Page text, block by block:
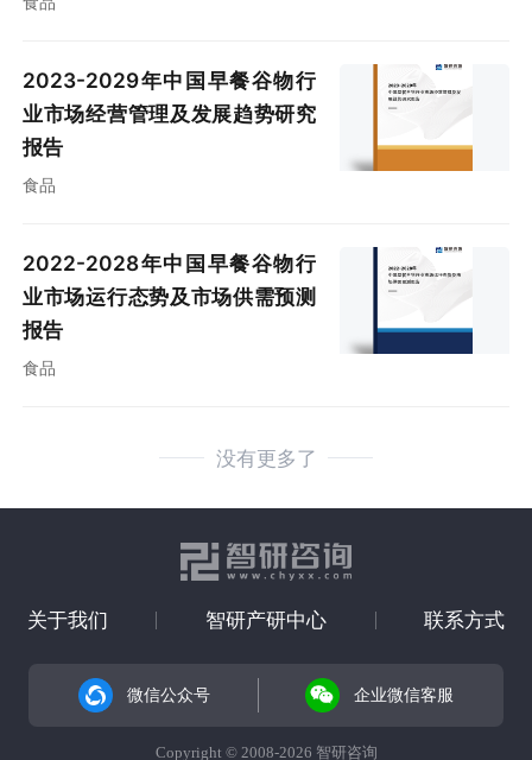
2023-2029年中国早餐谷物行
业市场经营管理及发展趋势研究
报告
食品
2022-2028年中国早餐谷物行
业市场运行态势及市场供需预测
报告
食品
没有更多了
关于我们 智研产研中心 联系方式
微信公众号 企业微信客服
Copyright © 2008-2026 智研咨询